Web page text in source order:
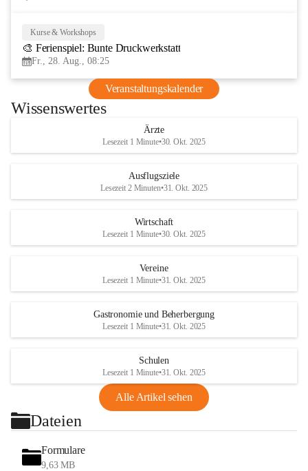
Kurse & Workshops
🎨 Ferienspiel: Bunte Druckwerkstatt
Fr., 28. Aug., 08:25
Veranstaltungskalender
Wissenswertes
Ärzte
Lesezeit 1 Minute•30. Okt. 2025
Ausflugsziele
Lesezeit 2 Minuten•31. Okt. 2025
Wirtschaft
Lesezeit 1 Minute•30. Okt. 2025
Vereine
Lesezeit 1 Minute•31. Okt. 2025
Gastronomie und Beherbergung
Lesezeit 1 Minute•31. Okt. 2025
Schulen
Lesezeit 1 Minute•31. Okt. 2025
Alle Artikel sehen
Dateien
Formulare
9,63 MB